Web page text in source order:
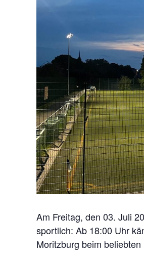
Am Freitag, den 03. Juli
sportlich: Ab 18:00 Uhr
Moritzburg beim